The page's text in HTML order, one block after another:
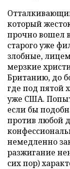
который
прочно вошел
старого уже
злобные,
мерзкие
Британию, до
где под пятой
уже США.
если бы
против любой
немедленно
разжигание
сих пор)